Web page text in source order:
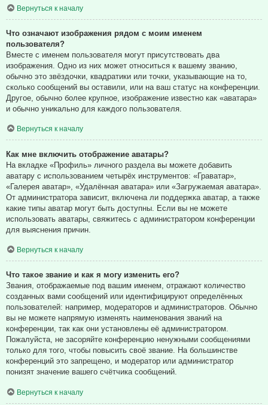
Вернуться к началу
Что означают изображения рядом с моим именем
пользователя?
Вместе с именем пользователя могут присутствовать два
изображения. Одно из них может относиться к вашему званию,
обычно это звёздочки, квадратики или точки, указывающие на то,
сколько сообщений вы оставили, или на ваш статус на конференции.
Другое, обычно более крупное, изображение известно как «аватара»
и обычно уникально для каждого пользователя.
Вернуться к началу
Как мне включить отображение аватары?
На вкладке «Профиль» личного раздела вы можете добавить
аватару с использованием четырёх инструментов: «Граватар»,
«Галерея аватар», «Удалённая аватара» или «Загружаемая аватара».
От администратора зависит, включена ли поддержка аватар, а также
какие типы аватар могут быть доступны. Если вы не можете
использовать аватары, свяжитесь с администратором конференции
для выяснения причин.
Вернуться к началу
Что такое звание и как я могу изменить его?
Звания, отображаемые под вашим именем, отражают количество
созданных вами сообщений или идентифицируют определённых
пользователей: например, модераторов и администраторов. Обычно
вы не можете напрямую изменять наименования званий на
конференции, так как они установлены её администратором.
Пожалуйста, не засоряйте конференцию ненужными сообщениями
только для того, чтобы повысить своё звание. На большинстве
конференций это запрещено, и модератор или администратор
понизят значение вашего счётчика сообщений.
Вернуться к началу